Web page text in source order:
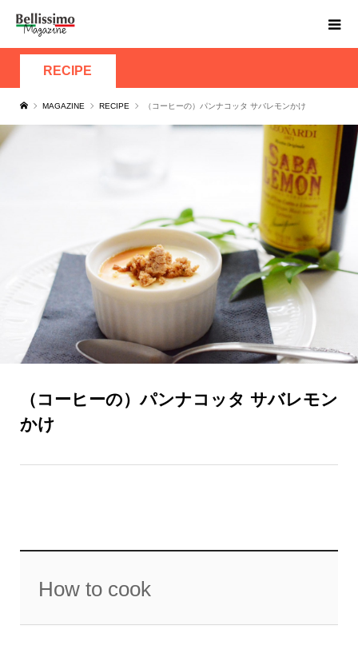
RECIPE
MAGAZINE RECIPE （コーヒーの）パンナコッタ サバレモンかけ
（コーヒーの）パンナコッタ サバレモン
かけ
How to cook